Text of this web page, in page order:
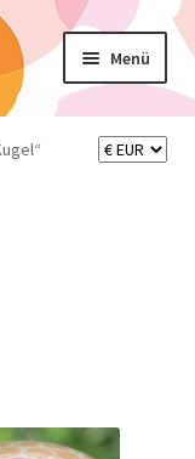
Menü
öffnen